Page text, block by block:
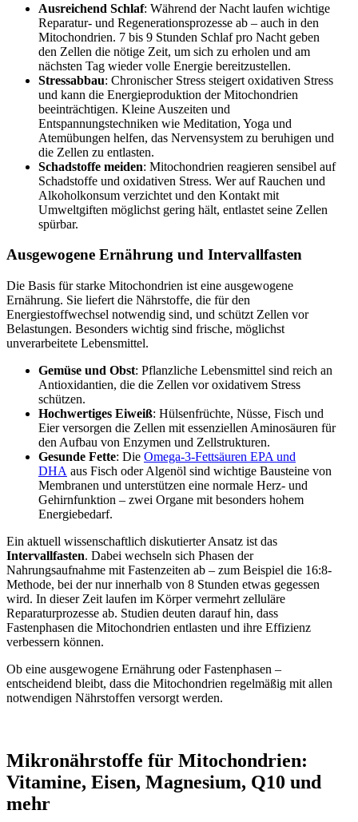
Ausreichend Schlaf: Während der Nacht laufen wichtige
Reparatur- und Regenerationsprozesse ab – auch in den
Mitochondrien. 7 bis 9 Stunden Schlaf pro Nacht geben
den Zellen die nötige Zeit, um sich zu erholen und am
nächsten Tag wieder volle Energie bereitzustellen.
Stressabbau: Chronischer Stress steigert oxidativen Stress
und kann die Energieproduktion der Mitochondrien
beeinträchtigen. Kleine Auszeiten und
Entspannungstechniken wie Meditation, Yoga und
Atemübungen helfen, das Nervensystem zu beruhigen und
die Zellen zu entlasten.
Schadstoffe meiden: Mitochondrien reagieren sensibel auf
Schadstoffe und oxidativen Stress. Wer auf Rauchen und
Alkoholkonsum verzichtet und den Kontakt mit
Umweltgiften möglichst gering hält, entlastet seine Zellen
spürbar.
Ausgewogene Ernährung und Intervallfasten
Die Basis für starke Mitochondrien ist eine ausgewogene
Ernährung. Sie liefert die Nährstoffe, die für den
Energiestoffwechsel notwendig sind, und schützt Zellen vor
Belastungen. Besonders wichtig sind frische, möglichst
unverarbeitete Lebensmittel.
Gemüse und Obst: Pflanzliche Lebensmittel sind reich an
Antioxidantien, die die Zellen vor oxidativem Stress
schützen.
Hochwertiges Eiweiß: Hülsenfrüchte, Nüsse, Fisch und
Eier versorgen die Zellen mit essenziellen Aminosäuren für
den Aufbau von Enzymen und Zellstrukturen.
Gesunde Fette: Die Omega-3-Fettsäuren EPA und
DHA aus Fisch oder Algenöl sind wichtige Bausteine von
Membranen und unterstützen eine normale Herz- und
Gehirnfunktion – zwei Organe mit besonders hohem
Energiebedarf.
Ein aktuell wissenschaftlich diskutierter Ansatz ist das
Intervallfasten. Dabei wechseln sich Phasen der
Nahrungsaufnahme mit Fastenzeiten ab – zum Beispiel die 16:8-
Methode, bei der nur innerhalb von 8 Stunden etwas gegessen
wird. In dieser Zeit laufen im Körper vermehrt zelluläre
Reparaturprozesse ab. Studien deuten darauf hin, dass
Fastenphasen die Mitochondrien entlasten und ihre Effizienz
verbessern können.
Ob eine ausgewogene Ernährung oder Fastenphasen –
entscheidend bleibt, dass die Mitochondrien regelmäßig mit allen
notwendigen Nährstoffen versorgt werden.
Mikronährstoffe für Mitochondrien:
Vitamine, Eisen, Magnesium, Q10 und
mehr